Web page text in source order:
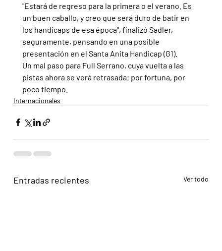
"Estará de regreso para la primera o el verano. Es
un buen caballo, y creo que será duro de batir en
los handicaps de esa época", finalizó Sadler,
seguramente, pensando en una posible
presentación en el Santa Anita Handicap (G1).
Un mal paso para Full Serrano, cuya vuelta a las
pistas ahora se verá retrasada; por fortuna, por
poco tiempo.
Internacionales
Entradas recientes Ver todo